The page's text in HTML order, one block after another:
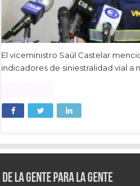
El viceministro Saúl Castelar
indicadores de siniestralidad vial a
De la gente para la gente